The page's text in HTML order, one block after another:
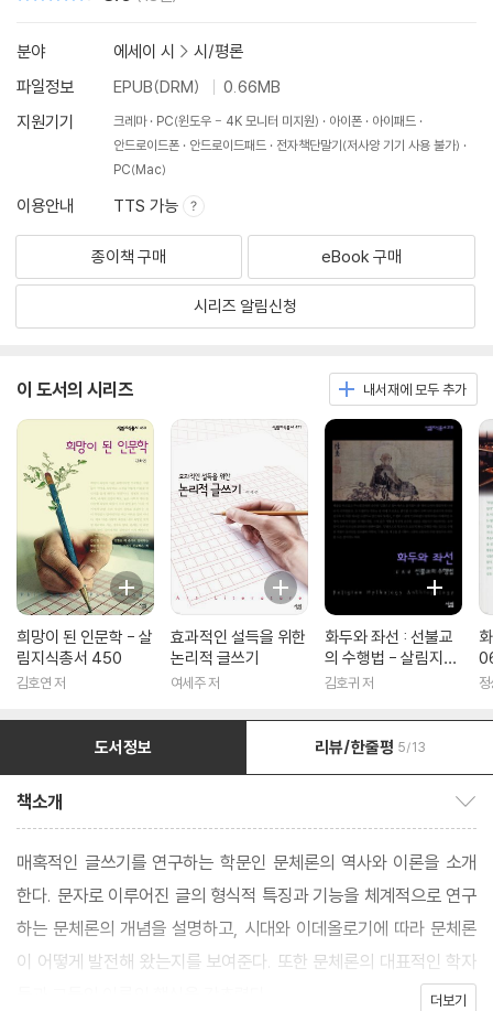
분야 에세이 시 > 시/평론
파일정보
EPUB(DRM)
0.66MB
지원기기
크레마 PC(윈도우 - 4K 모니터 미지원) 아이폰
아이패드
안드로이드폰
안드로이드패드
전자책단말기(저사양 기기 사용 불가)
PC(Mac)
이용안내 TTS 가능
종이책 구매 eBook 구매
시리즈 알림신청
이 도서의 시리즈 내서재에 모두 추가
희망이 된 인문학 - 살
림지식총서 450
김호연 저
효과적인 설득을 위한
논리적 글쓰기
여세주 저
화두와 좌선 : 선불교
의 수행법 - 살림지식
총서 316
김호귀 저
도서정보 리뷰/한줄평 5/13
책소개
매혹적인 글쓰기를 연구하는 학문인 문체론의 역사와 이론을 소개
한다. 문자로 이루어진 글의 형식적 특징과 기능을 체계적으로 연구
하는 문체론의 개념을 설명하고, 시대와 이데올로기에 따라 문체론
이 어떻게 발전해 왔는지를 보여준다. 또한 문체론의 대표적인 학자
더보기